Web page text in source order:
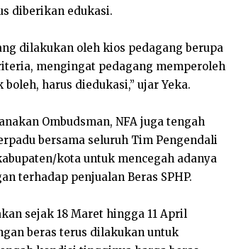
diberikan edukasi.
dilakukan oleh kios pedagang berupa
mengingat pedagang memperoleh
harus diedukasi,” ujar Yeka.
Ombudsman, NFA juga tengah
bersama seluruh Tim Pengendali
kota untuk mencegah adanya
terhadap penjualan Beras SPHP.
sejak 18 Maret hingga 11 April
beras terus dilakukan untuk